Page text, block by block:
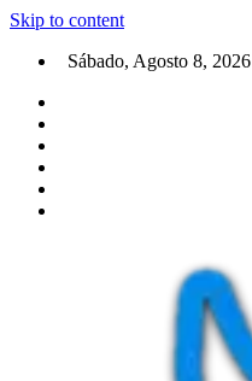
Skip to content
Sábado, Agosto 8, 2026